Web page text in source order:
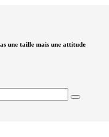
une taille mais une attitude